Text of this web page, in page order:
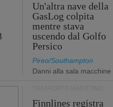
Un'altra nave della
GasLog colpita
mentre stava
uscendo dal Golfo
Persico
Pireo/Southampton
Danni alla sala macchine
Finnlines registra